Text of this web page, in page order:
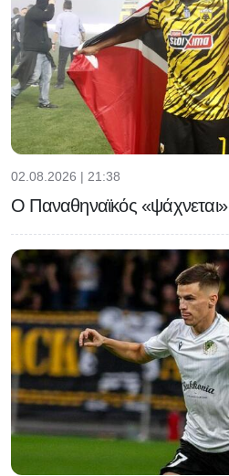
02.08.2026 | 21:38
Ο Παναθηναϊκός «ψάχνεται»